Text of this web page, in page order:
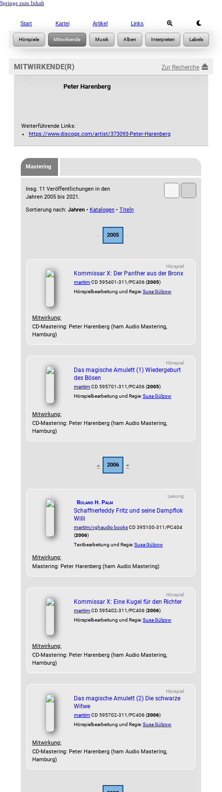
Springe zum Inhalt
Start Kartei Artikel Links
MITWIRKENDE(R) Zur Recherche
Peter Harenberg
Weiterführende Links:
https://www.discogs.com/artist/373093-Peter-Harenberg
Mastering
Insg. 11 Veröffentlichungen in den
Jahren 2005 bis 2021.
Sortierung nach: Jahren• Katalogen• Titeln
2005
Hörspiel
Kommissar X: Der Panther aus der Bronx
maritim CD 595401-311/PC406 (2005)
Hörspielbearbeitung und Regie:Susa Gülzow
Mitwirkung:
CD-Mastering: Peter Harenberg (ham Audio Mastering,
Hamburg)
Hörspiel
Das magische Amulett (1) Wiedergeburt
des Bösen
maritim CD 595701-311/PC406 (2005)
Hörspielbearbeitung und Regie:Susa Gülzow
Mitwirkung:
CD-Mastering: Peter Harenberg (ham Audio Mastering,
Hamburg)
2006
Lesung
Roland H. Palm
Schaffnerteddy Fritz und seine Dampflok
Willi
maritim/vghaudio booksCD 395100-311/PC404
(2006)
Textbearbeitung und Regie:Susa Gülzow
Mitwirkung:
Mastering: Peter Harenberg (ham Audio Mastering)
Hörspiel
Kommissar X: Eine Kugel für den Richter
maritim CD 595402-311/PC406 (2006)
Hörspielbearbeitung und Regie:Susa Gülzow
Mitwirkung:
CD-Mastering: Peter Harenberg (ham Audio Mastering,
Hamburg)
Hörspiel
Das magische Amulett (2) Die schwarze
Witwe
maritim CD 595702-311/PC406 (2006)
Hörspielbearbeitung und Regie:Susa Gülzow
Mitwirkung:
CD-Mastering: Peter Harenberg (ham Audio Mastering,
Hamburg)